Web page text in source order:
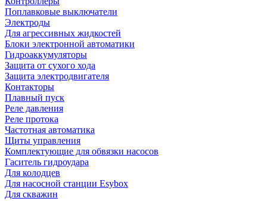
Поплавковые выключатели
Электроды
Для агрессивных жидкостей
Блоки электронной автоматики
Гидроаккумуляторы
Защита от сухого хода
Защита электродвигателя
Контакторы
Плавный пуск
Реле давления
Реле протока
Частотная автоматика
Щиты управления
Комплектующие для обвязки насосов
Гаситель гидроудара
Для колодцев
Для насосной станции Esybox
Для скважин